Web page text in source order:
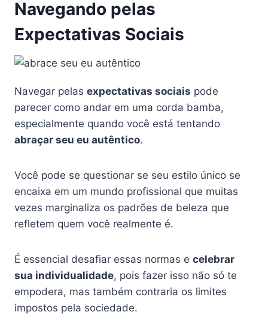
Navegando pelas
Expectativas Sociais
Navegar pelas expectativas sociais pode
parecer como andar em uma corda bamba,
especialmente quando você está tentando
abraçar seu eu autêntico.
Você pode se questionar se seu estilo único se
encaixa em um mundo profissional que muitas
vezes marginaliza os padrões de beleza que
refletem quem você realmente é.
É essencial desafiar essas normas e celebrar
sua individualidade, pois fazer isso não só te
empodera, mas também contraria os limites
impostos pela sociedade.